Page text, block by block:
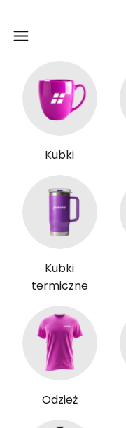
Kubki
Kubki
termiczne
Odzież